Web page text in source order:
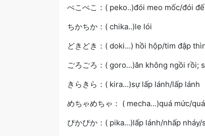
ぺこぺこ：( peko..)đói meo mốc/đói
ちかちか：( chika..)le lói
どきどき：( doki...) hồi hộp/tim đập
ごろごろ：( goro...)ăn không ngồi rồi;
きらきら：( kira...)sự lấp lánh/lấp lánh
めちゃめちゃ： ( mecha...)quá mức/
ぴかぴか：( pika...)lấp lánh/nhấp nháy/